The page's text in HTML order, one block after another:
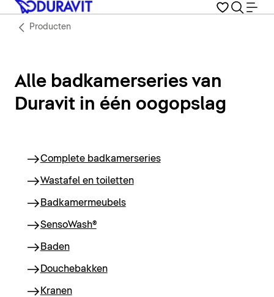
Producten
Alle badkamerseries van
Duravit in één oogopslag
Complete badkamerseries
Wastafel en toiletten
Badkamermeubels
SensoWash®
Baden
Douchebakken
Kranen